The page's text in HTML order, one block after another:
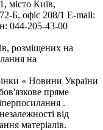
місто Київ,
офіс 208/1 E-mail:
044-205-43-00
розміщених на
на
« Новини України
пряме
.
від
матеріалів.